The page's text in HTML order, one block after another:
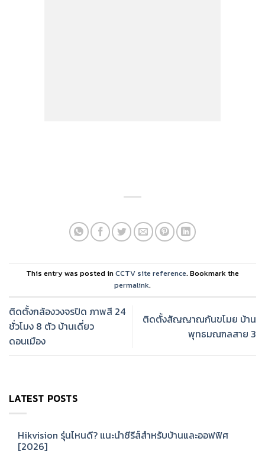
This entry was posted inCCTV site reference. Bookmark the
permalink.
ติดตั้งกล้องวงจรปิด ภาพสี 24
ชั่วโมง 8 ตัว บ้านเดี่ยว
ดอนเมือง
ติดตั้งสัญญาณกันขโมย บ้าน
พุทธมณฑลสาย 3
LATEST POSTS
Hikvision รุ่นไหนดี? แนะนำซีรีส์สำหรับบ้านและออฟฟิศ
[2026]